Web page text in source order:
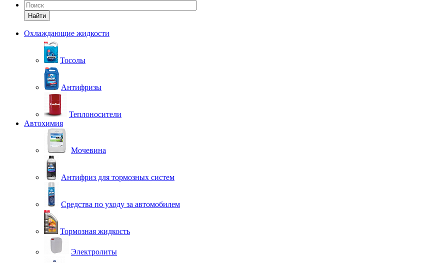
Найти
Охлаждающие жидкости
Тосолы
Антифризы
Теплоносители
Автохимия
Мочевина
Антифриз для тормозных систем
Средства по уходу за автомобилем
Тормозная жидкость
Электролиты